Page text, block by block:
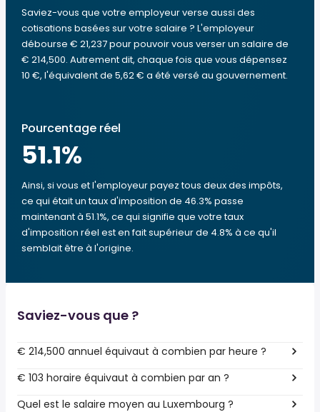
Saviez-vous que votre employeur verse aussi des
cotisations basées sur votre salaire ? L'employeur
débourse € 21,237 pour pouvoir vous verser un salaire de
€ 214,500. Autrement dit, chaque fois que vous dépensez
10 €, l'équivalent de 5,62 € a été versé au gouvernement.
Pourcentage réel
51.1%
Ainsi, si vous et l'employeur payez tous deux des impôts,
ce qui était un taux d'imposition de 46.3% passe
maintenant à 51.1%, ce qui signifie que votre taux
d'imposition réel est en fait supérieur de 4.8% à ce qu'il
semblait être à l'origine.
Saviez-vous que ?
€ 214,500 annuel équivaut à combien par heure ?
€ 103 horaire équivaut à combien par an ?
Quel est le salaire moyen au Luxembourg ?